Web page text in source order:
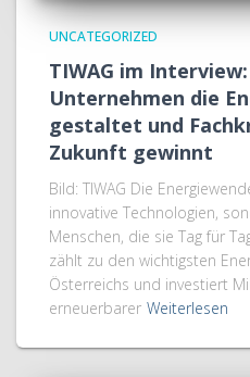
UNCATEGORIZED
TIWAG im
Unternehmen die
gestaltet und
Zukunft gewinnt
Bild: TIWAG Die
innovative Technologien,
Menschen, die sie Tag für
zählt zu den wichtigsten
Österreichs und investiert
erneuerbarer Weiterlesen